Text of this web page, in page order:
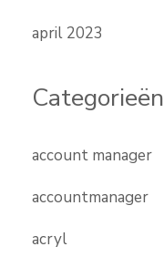
april 2023
Categorieën
account manager
accountmanager
acryl